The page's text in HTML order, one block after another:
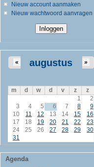
Nieuw account aanmaken
Nieuw wachtwoord aanvragen
augustus
« »
m d w d v z
z
1
2
3
4 5 6 7 8
9
10
11 12 13 14 15
16
17
18 19 20 21 22
23
24
25 26 27 28 29
30
31
Agenda